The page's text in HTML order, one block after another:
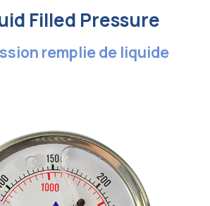
Filled Pressure
remplie de liquide